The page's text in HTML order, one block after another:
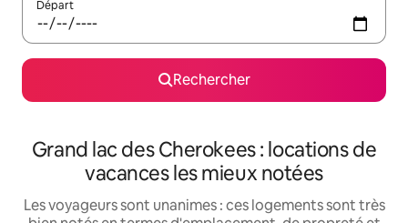
Départ
Rechercher
Grand lac des Cherokees : locations de
vacances les mieux notées
Les voyageurs sont unanimes : ces logements sont très